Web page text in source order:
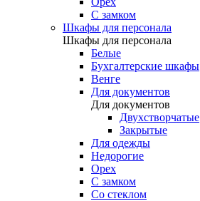
С замком
Шкафы для персонала
Шкафы для персонала
Белые
Бухгалтерские шкафы
Венге
Для документов
Для документов
Двухстворчатые
Закрытые
Для одежды
Недорогие
Орех
С замком
Со стеклом